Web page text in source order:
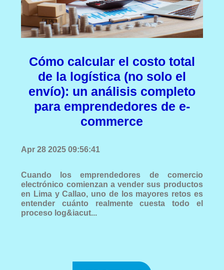
Cómo calcular el costo total
de la logística (no solo el
envío): un análisis completo
para emprendedores de e-
commerce
Apr 28 2025 09:56:41
Cuando los emprendedores de comercio
electrónico comienzan a vender sus productos
en Lima y Callao, uno de los mayores retos es
entender cuánto realmente cuesta todo el
proceso log&iacut...